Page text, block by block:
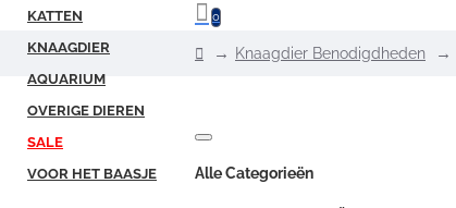
KATTEN
KNAAGDIER
AQUARIUM
OVERIGE DIEREN
SALE
VOOR HET BAASJE
0
homeKnaagdier Benodigdheden
Alle Categorieën